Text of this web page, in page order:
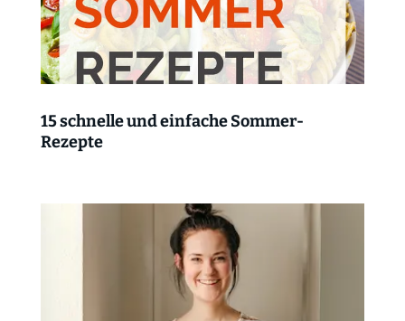
15 schnelle und einfache Sommer-
Rezepte